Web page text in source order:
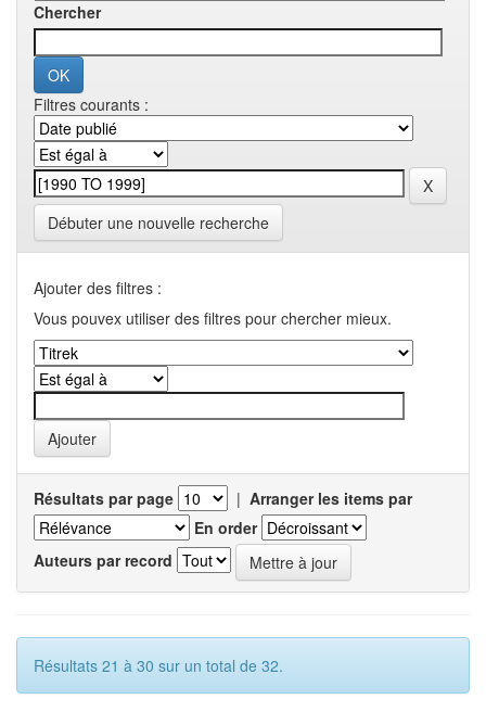
Chercher
Filtres courants :
Débuter une nouvelle recherche
Ajouter des filtres :
Vous pouvex utiliser des filtres pour chercher mieux.
Résultats par page | Arranger les items par
En order
Auteurs par record
Résultats 21 à 30 sur un total de 32.